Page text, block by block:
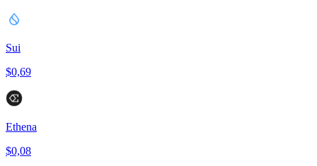
Sui
$0,69
Ethena
$0,08